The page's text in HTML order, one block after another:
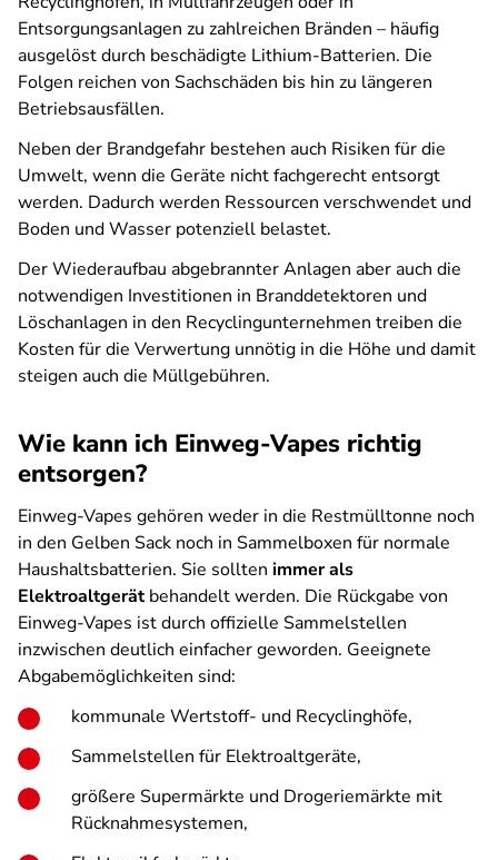
Entsorgungsanlagen zu zahlreichen Bränden – häufig
ausgelöst durch beschädigte Lithium-Batterien. Die
Folgen reichen von Sachschäden bis hin zu längeren
Betriebsausfällen.
Neben der Brandgefahr bestehen auch Risiken für die
Umwelt, wenn die Geräte nicht fachgerecht entsorgt
werden. Dadurch werden Ressourcen verschwendet und
Boden und Wasser potenziell belastet.
Der Wiederaufbau abgebrannter Anlagen aber auch die
notwendigen Investitionen in Branddetektoren und
Löschanlagen in den Recyclingunternehmen treiben die
Kosten für die Verwertung unnötig in die Höhe und damit
steigen auch die Müllgebühren.
Wie kann ich Einweg-Vapes richtig
entsorgen?
Einweg-Vapes gehören weder in die Restmülltonne noch
in den Gelben Sack noch in Sammelboxen für normale
Haushaltsbatterien. Sie sollten immer als
Elektroaltgerätbehandelt werden. Die Rückgabe von
Einweg-Vapes ist durch offizielle Sammelstellen
inzwischen deutlich einfacher geworden. Geeignete
Abgabemöglichkeiten sind:
kommunale Wertstoff- und Recyclinghöfe,
Sammelstellen für Elektroaltgeräte,
größere Supermärkte und Drogeriemärkte mit
Rücknahmesystemen,